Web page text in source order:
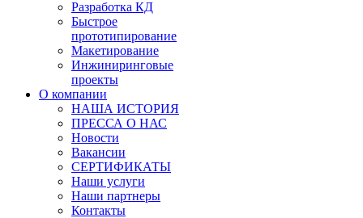
Разработка КД
Быстрое
прототипирование
Макетирование
Инжиниринговые
проекты
О компании
НАША ИСТОРИЯ
ПРЕССА О НАС
Новости
Вакансии
СЕРТИФИКАТЫ
Наши услуги
Наши партнеры
Контакты